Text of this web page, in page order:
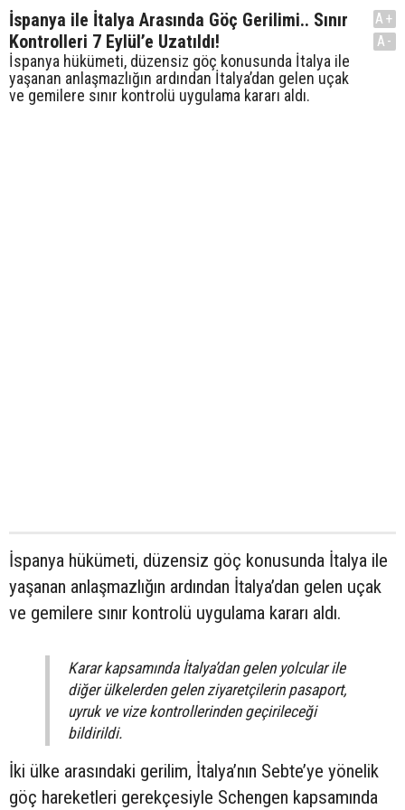
İspanya ile İtalya Arasında Göç Gerilimi.. Sınır
Kontrolleri 7 Eylül’e Uzatıldı!
İspanya hükümeti, düzensiz göç konusunda İtalya ile
yaşanan anlaşmazlığın ardından İtalya’dan gelen uçak
ve gemilere sınır kontrolü uygulama kararı aldı.
A+
A-
İspanya hükümeti, düzensiz göç konusunda İtalya ile
yaşanan anlaşmazlığın ardından İtalya’dan gelen uçak
ve gemilere sınır kontrolü uygulama kararı aldı.
Karar kapsamında İtalya’dan gelen yolcular ile
diğer ülkelerden gelen ziyaretçilerin pasaport,
uyruk ve vize kontrollerinden geçirileceği
bildirildi.
İki ülke arasındaki gerilim, İtalya’nın Sebte’ye yönelik
göç hareketleri gerekçesiyle Schengen kapsamında